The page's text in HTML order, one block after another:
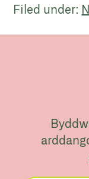
Filed under: